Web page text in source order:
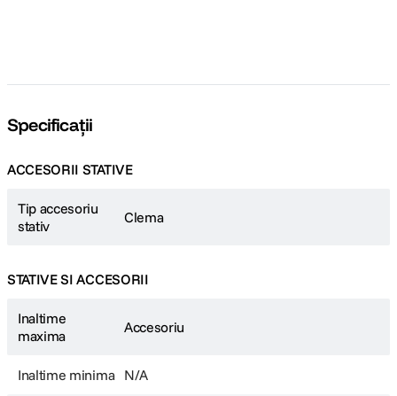
Specificații
ACCESORII STATIVE
Tip accesoriu
stativ
Clema
STATIVE SI ACCESORII
Inaltime
maxima
Accesoriu
Inaltime minima N/A